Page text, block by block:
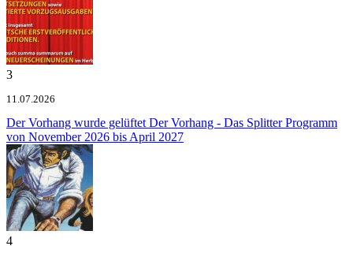
3
11.07.2026
Der Vorhang wurde gelüftet Der Vorhang - Das Splitter Programm
von November 2026 bis April 2027
4